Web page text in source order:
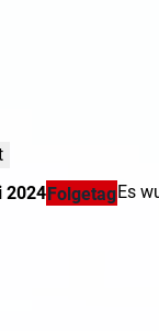
2024FolgetagEs